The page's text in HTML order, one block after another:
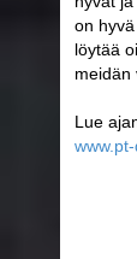
on
löytää
meidän
Lue